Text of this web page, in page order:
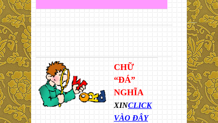
CHỮ
“ĐÁ”
NGHĨA
XINCLICK
VÀO ĐÂY